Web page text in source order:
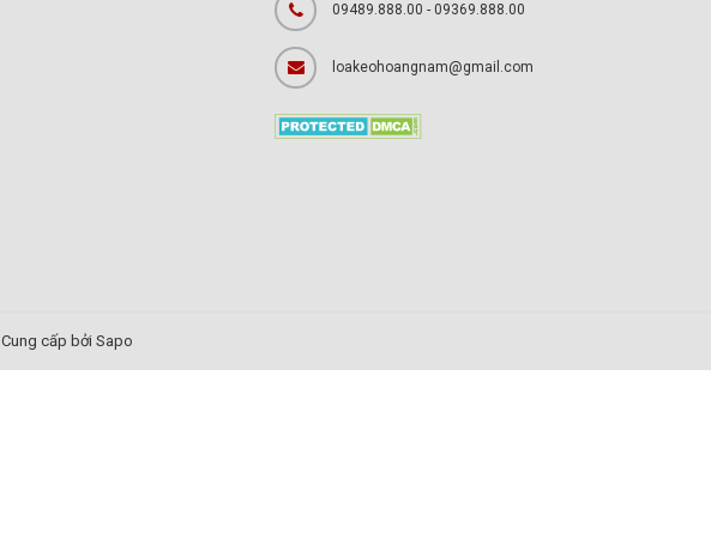
09489.888.00 - 09369.888.00
loakeohoangnam@gmail.com
Cung cấp bởi Sapo